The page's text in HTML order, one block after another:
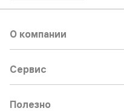
О компании
Сервис
Полезно